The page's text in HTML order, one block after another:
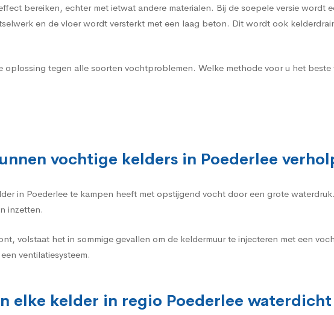
bereiken, echter met ietwat andere materialen. Bij de soepele versie wordt
en de vloer wordt versterkt met een laag beton. Dit wordt ook
oplossing tegen alle soorten vochtproblemen. Welke methode voor u het
vochtige kelders in Poederlee
in Poederlee te kampen heeft met opstijgend vocht door een grote
inzetten.
volstaat het in sommige gevallen om de keldermuur te injecteren met een
ventilatiesysteem.
elke kelder in regio Poederlee waterdicht